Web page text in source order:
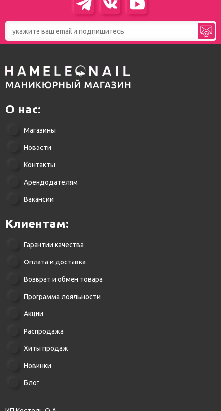
О нас:
Магазины
Новости
Контакты
Арендодателям
Вакансии
Клиентам:
Гарантии качества
Оплата и доставка
Возврат и обмен товара
Программа лояльности
Акции
Распродажа
Хиты продаж
Новинки
Блог